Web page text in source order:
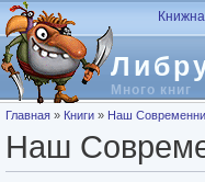
Перейти к основному
Много книг
Вы здесь
Главная » Книги » Наш
Наш